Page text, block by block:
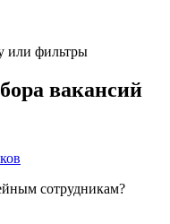
или фильтры
вакансий
сотрудникам?